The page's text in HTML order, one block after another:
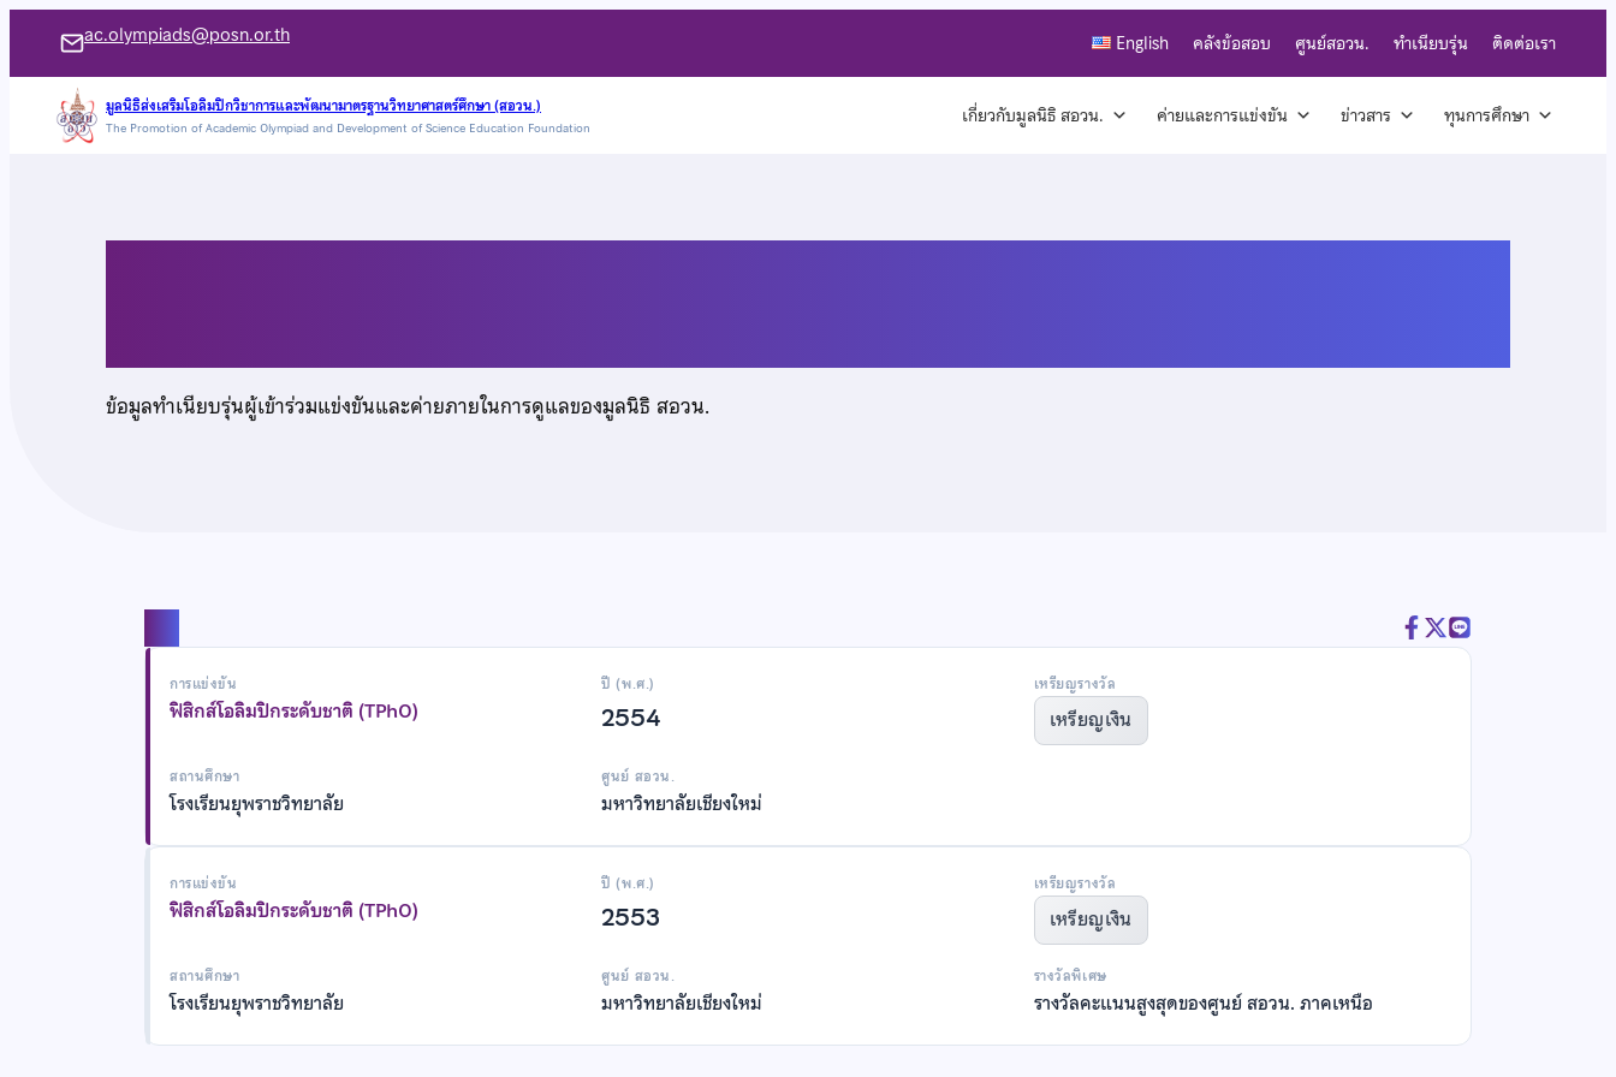
เนื้อหา
ac.olympiads@posn.or.th English คลังข้อสอบ ศูนย์สอวน. ทำเนียบรุ่น ติดต่อเรา
มูลนิธิส่งเสริมโอลิมปิกวิชาการและพัฒนามาตรฐานวิทยาศาสตร์ศึกษา (สอวน.)
The Promotion of Academic Olympiad and Development of Science Education Foundation เกี่ยวกับมูลนิธิ สอวน. ค่ายและการแข่งขัน ข่าวสาร ทุนการศึกษา
ข้อมูลทำเนียบรุ่นผู้เข้าร่วมแข่งขันและค่ายภายในการดูแลของมูลนิธิ สอวน.
การแข่งขัน
ฟิสิกส์โอลิมปิกระดับชาติ (TPhO)
ปี (พ.ศ.)
2554
เหรียญรางวัล
เหรียญเงิน
สถานศึกษา
โรงเรียนยุพราชวิทยาลัย
ศูนย์ สอวน.
มหาวิทยาลัยเชียงใหม่
การแข่งขัน
ฟิสิกส์โอลิมปิกระดับชาติ (TPhO)
ปี (พ.ศ.)
2553
เหรียญรางวัล
เหรียญเงิน
สถานศึกษา
โรงเรียนยุพราชวิทยาลัย
ศูนย์ สอวน.
มหาวิทยาลัยเชียงใหม่
รางวัลพิเศษ
รางวัลคะแนนสูงสุดของศูนย์ สอวน. ภาคเหนือ